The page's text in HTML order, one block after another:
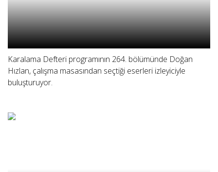
Karalama Defteri programının 264. bölümünde Doğan
Hızlan, çalışma masasından seçtiği eserleri izleyiciyle
buluşturuyor.